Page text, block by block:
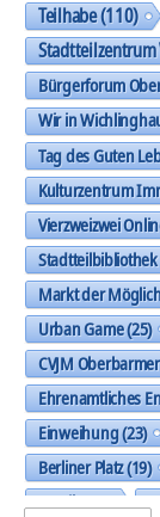
Teilhabe(110)
Stadtteilzentrum
Bürgerforum
Wir in
Tag des Guten
Kulturzentrum
Vierzweizwei
Markt der
Urban Game(25)
CVJM
Ehrenamtliches
Einweihung(23)
Berliner Platz(19)
Musik(19)